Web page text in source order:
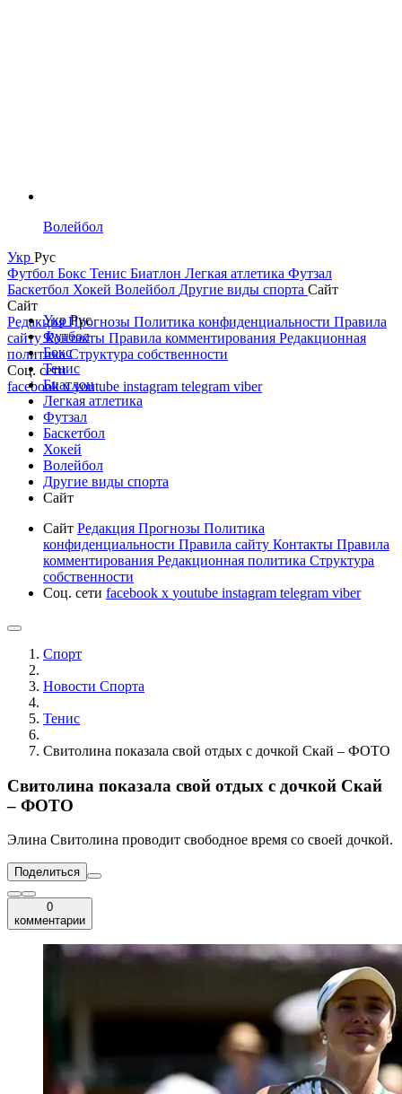
Волейбол
Укр Рус
Футбол Бокс Тенис Биатлон Легкая атлетика Футзал
Баскетбол Хокей Волейбол Другие виды спорта Сайт
Сайт
РедакцияПрогнозы Политика конфиденциальности Правила
сайтуКонтакты Правила комментирования Редакционная
политикаСтруктура собственности
Соц. сети
facebookxyoutube instagram telegram viber
УкрРус
Футбол
Бокс
Тенис
Биатлон
Легкая атлетика
Футзал
Баскетбол
Хокей
Волейбол
Другие виды спорта
Сайт
Сайт Редакция Прогнозы Политика
конфиденциальности Правила сайту Контакты Правила
комментирования Редакционная политика Структура
собственности
Соц. сети facebook x youtube instagram telegram viber
Спорт
Новости Cпорта
Тенис
Свитолина показала свой отдых с дочкой Скай – ФОТО
Свитолина показала свой отдых с дочкой Скай
– ФОТО
Элина Свитолина проводит свободное время со своей дочкой.
Поделиться
0
комментарии